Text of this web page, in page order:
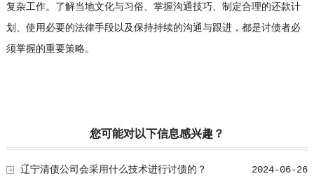
复杂工作。了解当地文化与习俗、掌握沟通技巧、制定合理的还款计
划、使用必要的法律手段以及保持持续的沟通与跟进，都是讨债者必
须掌握的重要策略。
您可能对以下信息感兴趣？
2024-06-26
辽宁清债公司会采用什么技术进行讨债的？